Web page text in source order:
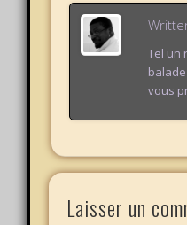
Tel un
vous
Laisser un